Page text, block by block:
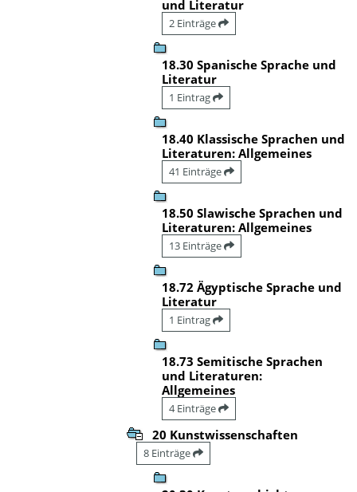
und Literatur
2 Einträge
18.30 Spanische Sprache und
Literatur
1 Eintrag
18.40 Klassische Sprachen und
Literaturen: Allgemeines
41 Einträge
18.50 Slawische Sprachen und
Literaturen: Allgemeines
13 Einträge
18.72 Ägyptische Sprache und
Literatur
1 Eintrag
18.73 Semitische Sprachen
und Literaturen:
Allgemeines
4 Einträge
20 Kunstwissenschaften
8 Einträge